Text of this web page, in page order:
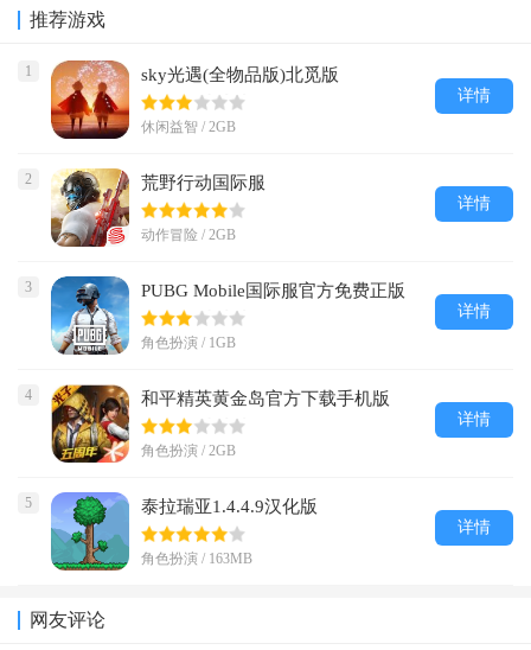
推荐游戏
1 sky光遇(全物品版)北觅版
休闲益智 / 2GB
详情
2 荒野行动国际服
动作冒险 / 2GB
详情
3 PUBG Mobile国际服官方免费正版
角色扮演 / 1GB
详情
4 和平精英黄金岛官方下载手机版
角色扮演 / 2GB
详情
5 泰拉瑞亚1.4.4.9汉化版
角色扮演 / 163MB
详情
网友评论